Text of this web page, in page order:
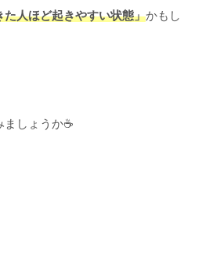
た人ほど起きやすい状態」かもし
しょうか☕